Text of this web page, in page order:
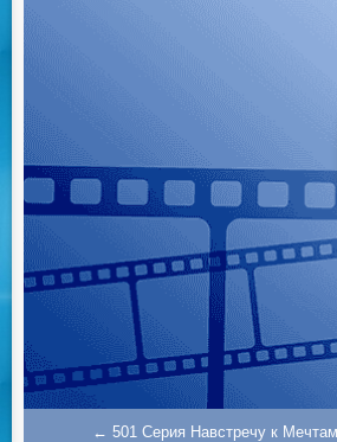
← 501 Серия Навстречу к Мечтам